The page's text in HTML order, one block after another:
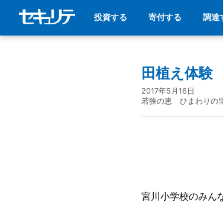
投資する 寄付する 調達
田植え体験
2017年5月16日
若狭の恵 ひまわりの
宮川小学校のみん